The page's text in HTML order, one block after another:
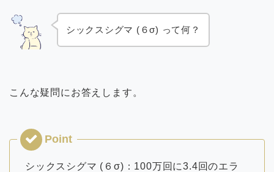
シックスシグマ (６σ) って何？
こんな疑問にお答えします。
シックスシグマ (６σ)：100万回に3.4回のエラ